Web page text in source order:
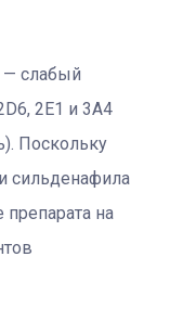
— слабый
2E1 и 3А4
Поскольку
сильденафила
на